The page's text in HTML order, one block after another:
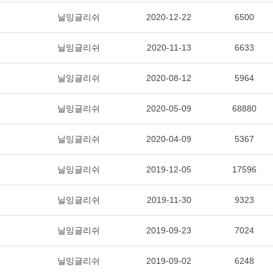
닐잉글리쉬 2020-12-22 6500
닐잉글리쉬 2020-11-13 6633
닐잉글리쉬 2020-08-12 5964
닐잉글리쉬 2020-05-09 68880
닐잉글리쉬 2020-04-09 5367
닐잉글리쉬 2019-12-05 17596
닐잉글리쉬 2019-11-30 9323
닐잉글리쉬 2019-09-23 7024
닐잉글리쉬 2019-09-02 6248